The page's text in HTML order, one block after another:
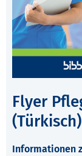
Flyer
(Türkisch)
Informationen